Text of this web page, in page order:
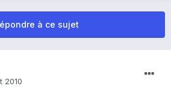
à ce sujet
2010